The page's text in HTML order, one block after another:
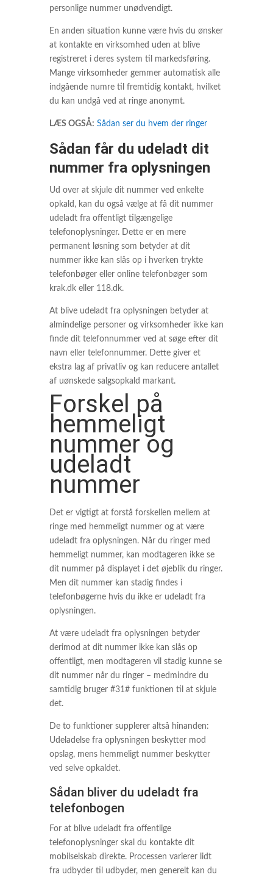
personlige nummer unødvendigt.
En anden situation kunne være hvis du ønsker
at kontakte en virksomhed uden at blive
registreret i deres system til markedsføring.
Mange virksomheder gemmer automatisk alle
indgående numre til fremtidig kontakt, hvilket
du kan undgå ved at ringe anonymt.
LÆS OGSÅ: Sådan ser du hvem der ringer
Sådan får du udeladt dit
nummer fra oplysningen
Ud over at skjule dit nummer ved enkelte
opkald, kan du også vælge at få dit nummer
udeladt fra offentligt tilgængelige
telefonoplysninger. Dette er en mere
permanent løsning som betyder at dit
nummer ikke kan slås op i hverken trykte
telefonbøger eller online telefonbøger som
krak.dk eller 118.dk.
At blive udeladt fra oplysningen betyder at
almindelige personer og virksomheder ikke kan
finde dit telefonnummer ved at søge efter dit
navn eller telefonnummer. Dette giver et
ekstra lag af privatliv og kan reducere antallet
af uønskede salgsopkald markant.
Forskel på
hemmeligt
nummer og
udeladt
nummer
Det er vigtigt at forstå forskellen mellem at
ringe med hemmeligt nummer og at være
udeladt fra oplysningen. Når du ringer med
hemmeligt nummer, kan modtageren ikke se
dit nummer på displayet i det øjeblik du ringer.
Men dit nummer kan stadig findes i
telefonbøgerne hvis du ikke er udeladt fra
oplysningen.
At være udeladt fra oplysningen betyder
derimod at dit nummer ikke kan slås op
offentligt, men modtageren vil stadig kunne se
dit nummer når du ringer – medmindre du
samtidig bruger #31# funktionen til at skjule
det.
De to funktioner supplerer altså hinanden:
Udeladelse fra oplysningen beskytter mod
opslag, mens hemmeligt nummer beskytter
ved selve opkaldet.
Sådan bliver du udeladt fra
telefonbogen
For at blive udeladt fra offentlige
telefonoplysninger skal du kontakte dit
mobilselskab direkte. Processen varierer lidt
fra udbyder til udbyder, men generelt kan du